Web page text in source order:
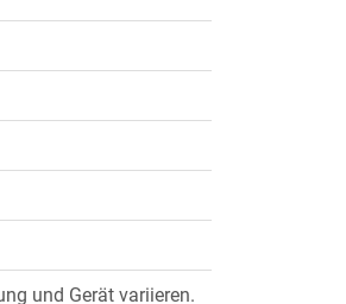
und Gerät variieren.